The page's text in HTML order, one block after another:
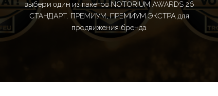
выбери один из пакетов NOTORIUM AWARDS 26
СТАНДАРТ, ПРЕМИУМ, ПРЕМИУМ ЭКСТРА для
продвижения бренда